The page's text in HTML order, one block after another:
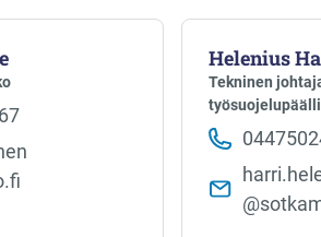
Helenius
Tekninen